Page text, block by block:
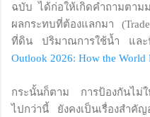
ฉบับ ได้ก่อให้เกิดคำถามตาม
ผลกระทบที่ต้องแลกมา
ที่ดิน ปริมาณการใช้น้ำ แล
Outlook 2026: How the World
กระนั้นก็ตาม การป้องกันไม่ใ
ไปกว่านี้ ยังคงเป็นเรื่องสำคั